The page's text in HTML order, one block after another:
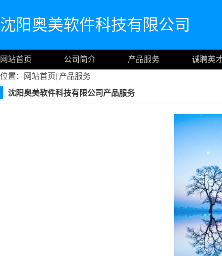
沈阳奥美软件科技有限公司
网站首页 公司简介 产品服务
诚聘英
位置：
网站首页| 产品服务
沈阳奥美软件科技有限公司产品服务